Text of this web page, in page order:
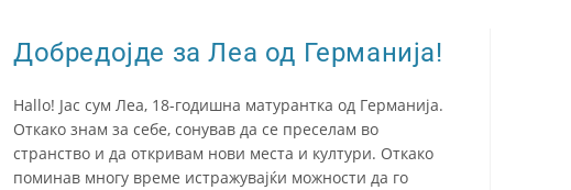
Добредојде за Леа од Германија!
Hallo! Јас сум Леа, 18-годишна матурантка од Германија.
Откако знам за себе, сонував да се преселам во
странство и да откривам нови места и култури. Откако
поминав многу време истражувајќи можности да го